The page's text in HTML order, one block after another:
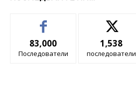
83,000
Последователи
1,538
последователи